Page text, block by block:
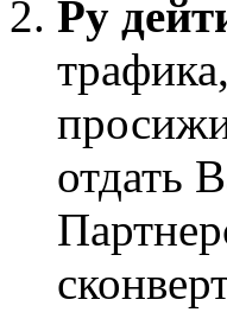
Ру
отдать